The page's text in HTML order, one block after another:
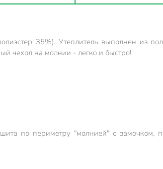
35%). Утеплитель выполнен из
чехол на молнии - легко и быстро!
по периметру "молнией" с замочком,